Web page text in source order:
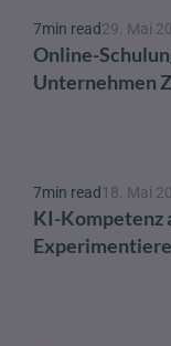
7min read29. Mai
Online-
Unternehmen
7min read18. Mai
KI-Kompetenz